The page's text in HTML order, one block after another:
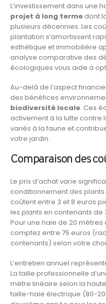
L’investissement dans une
projet à long terme dont
plusieurs décennies. Les
plantation s’amortissent
esthétique et immobilière
analyse comparative des
écologiques vous aide à
Au-delà de l’aspect
des bénéfices
biodiversité locale. Ces
activement à la lutte contre
variés à la faune et
votre jardin.
Comparaison des
Le prix d’achat varie
conditionnement des
coûtent entre 3 et 8 euros
les plants en contenants de
Pour une haie de 20 mètres
comptez entre 75 euros
contenants) selon votre
L’entretien annuel
La taille professionnelle
mètre linéaire selon la
taille-haie électrique (80-